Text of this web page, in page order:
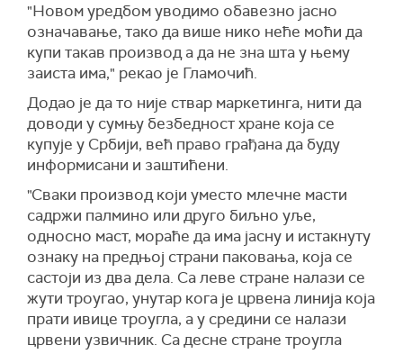
"Новом уредбом уводимо обавезно јасно
означавање, тако да више нико неће моћи да
купи такав производ а да не зна шта у њему
заиста има," рекао је Гламочић.
Додао је да то није ствар маркетинга, нити да
доводи у сумњу безбедност хране која се
купује у Србији, већ право грађана да буду
информисани и заштићени.
"Сваки производ који уместо млечне масти
садржи палмино или друго биљно уље,
односно маст, мораће да има јасну и истакнуту
ознаку на предњој страни паковања, која се
састоји из два дела. Са леве стране налази се
жути троугао, унутар кога је црвена линија која
прати ивице троугла, а у средини се налази
црвени узвичник. Са десне стране троугла